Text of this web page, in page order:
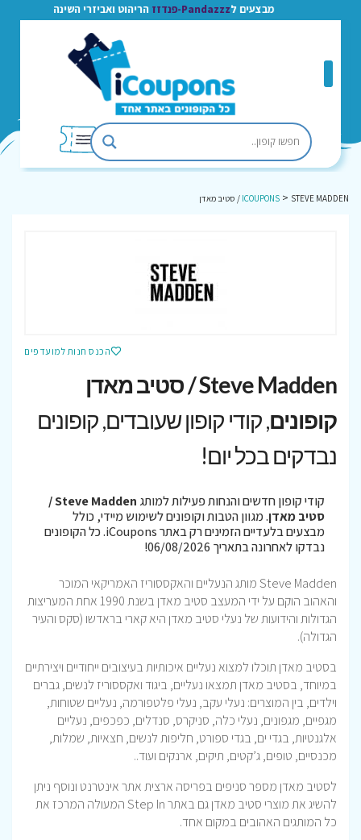
מבצעים ל Pandazzz-פנדזז הריהוט ואביזרי השינה
ICOUPONS > STEVE MADDEN / סטיב מאדן
הכנס חנות למועדפים
Steve Madden / סטיב מאדן
קופונים, קודי קופון שעובדים, קופונים
נבדקים בכל יום!
קודי קופון חדשים והנחות פעילות למותג
Steve Madden /
סטיב מאדן. מגוון הטבות וקופונים לשימוש מיידי, כולל
מבצעים בלעדיים הזמינים רק באתר iCoupons. כל הקופונים
נבדקו לאחרונה בתאריך 06/08/2026!
Steve Madden מותג הנעליים והאקססוריז האמריקאי המוכר
והאהוב הוקם על ידי המעצב סטיב מאדן בשנת 1990 אחת המעריצות
הגדולות והידועות של נעלי סטיב מאדן היא קארי בראדשו (סקס והעיר
הגדולה).
בסטיב מאדן תוכלו למצוא נעליים איכותיות בעיצובים ייחודיים ויצירתיים
במיוחד, בסטיב מאדן תמצאו נעליים, ביגוד ואקססוריז לנשים, גברים
וילדים, בין המוצרים: נעלי עקב, נעלי פלטפורמה, נעליים שטוחות,
מגפיים, מגפונים, נעלי כלה, סניקרס, סנדלים, כפכפים, נעליים
אלגנטיות, בגדי ים, בגדי ספורט, חליפות לנשים, חצאיות, שמלות,
מכנסיים, טופים, ג’קטים, תיקים, ארנקים ועוד..
לסטיב מאדן מספר סניפים בפריסה ארצית אתר אינטרנט ונוסף ניתן
להשיג את מוצרי סטיב מאדן גם באתר Step In המעולה המרכז את
כל המותגים האהובים במקום אחד.